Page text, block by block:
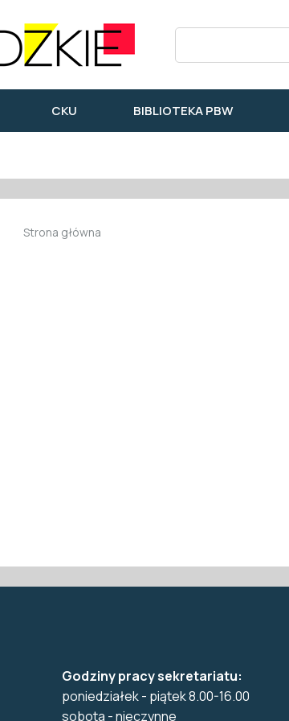
CKU BIBLIOTEKA PBW
Strona główna
Godziny pracy sekretariatu:
poniedziałek - piątek 8.00-16.00
sobota - nieczynne